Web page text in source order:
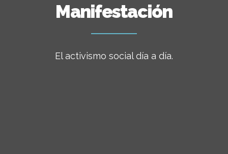
Manifestación
El activismo social día a día.